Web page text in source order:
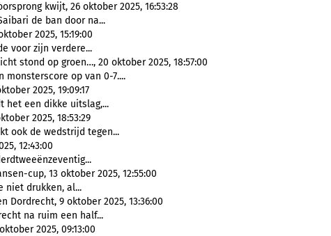
kwijt, 26 oktober 2025, 16:53:28
de ban door na...
2025, 15:19:00
voor zijn verdere...
stond op groen…, 20 oktober 2025, 18:57:00
monsterscore op van 0-7....
2025, 19:09:17
het een dikke uitslag,...
2025, 18:53:29
ook de wedstrijd tegen...
12:43:00
cup, 13 oktober 2025, 12:55:00
niet drukken, al...
9 oktober 2025, 13:36:00
na ruim een half...
2025, 09:13:00